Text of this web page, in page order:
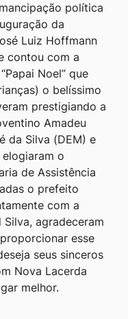
política
da
Luiz Hoffmann
contou com a
Noel” que
o belíssimo
prestigiando a
Amadeu
da Silva (DEM) e
o
de Assistência
o prefeito
com a
agradeceram
esse
seus sinceros
Nova Lacerda
melhor.